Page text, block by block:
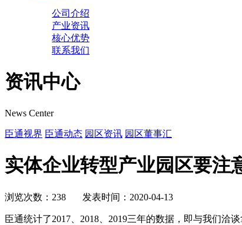
公司介绍
产业资讯
核心优势
联系我们
资讯中心
News Center
臣通视界 臣通动态 园区资讯 园区董事汇
实体企业转型产业园区要注
浏览次数：238 发表时间：2020-04-13
臣通统计了2017、2018、2019三年的数据，即与我们